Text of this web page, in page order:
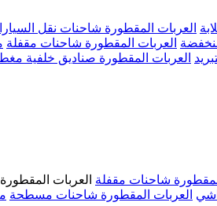
العربات المقطورة شاحنات نقل
العربات المقطورة شاحنات مقفلة
العربات المقطورة صناديق خلفية
شاحنات مقفلة العربات
العربات المقطورة شاحنات مسطحة